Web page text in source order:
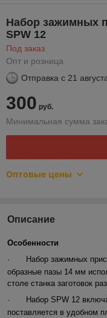
Набор зажимных
SPW 12
Под заказ
Опт и розница
Отправка с 21
300 руб.
Минимальная сумма
Оптовые цены
Описание
Особенности
·
Набор зажимных
образные пазы 14 мм
столе станка заготовок
·
Набор SPW 12
поставляется в удобном